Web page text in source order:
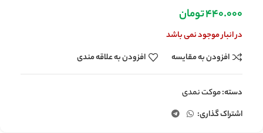
440.000تومان
در انبار موجود نمی باشد
افزودن به مقایسه
افزودن به علاقه مندی
دسته:موکت نمدی
اشتراک گذاری: